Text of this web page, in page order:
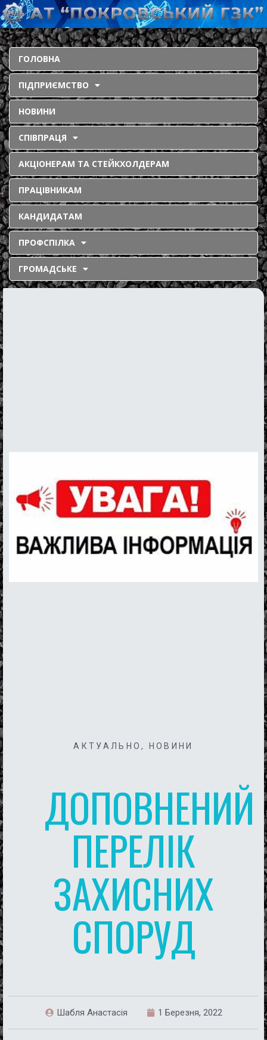
ГОЛОВНА
ПІДПРИЄМСТВО
НОВИНИ
СПІВПРАЦЯ
АКЦІОНЕРАМ ТА СТЕЙКХОЛДЕРАМ
ПРАЦІВНИКАМ
КАНДИДАТАМ
ПРОФСПІЛКА
ГРОМАДСЬКЕ
АКТУАЛЬНО, НОВИНИ
ДОПОВНЕНИЙ
ПЕРЕЛІК
ЗАХИСНИХ
СПОРУД
Шабля Анастасія 1 Березня, 2022